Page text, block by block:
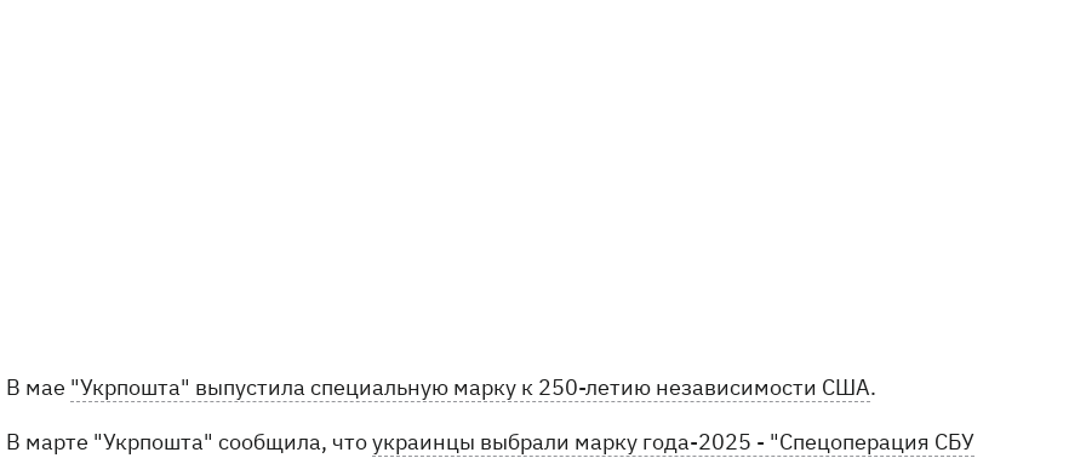
В мае "Укрпошта" выпустила специальную марку к 250-летию независимости США.
В марте "Укрпошта" сообщила, чтоукраинцы выбрали марку года-2025 - "Спецоперация СБУ